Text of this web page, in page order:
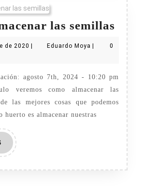
las semillas
las
de 2020 2
Eduardo Moya Eduardo
0
agosto 7th, 2024 - 10:20 pm
veremos como almacenar las
las mejores cosas que podemos
huerto es almacenar nuestras
LEER
MÁS